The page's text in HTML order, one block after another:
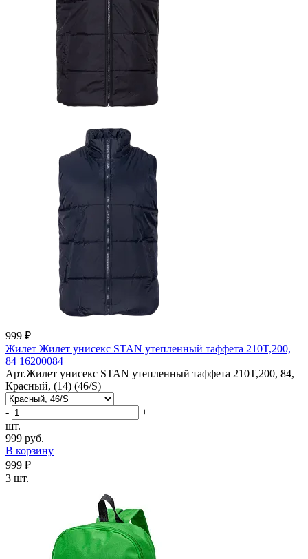
999 ₽
Жилет Жилет унисекс STAN утепленный таффета 210T,200,
84 16200084
Арт.Жилет унисекс STAN утепленный таффета 210T,200, 84,
Красный, (14) (46/S)
-
+
шт.
999 руб.
В корзину
999 ₽
3 шт.